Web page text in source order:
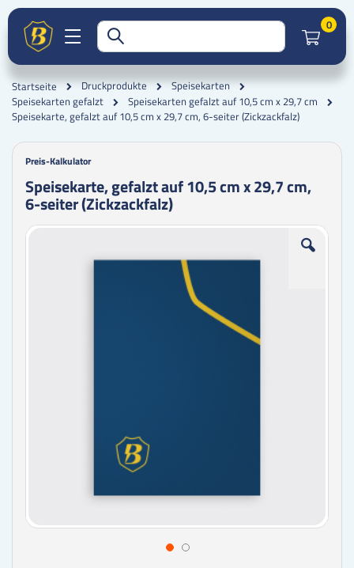
0
Startseite Druckprodukte
Speisekarten
Speisekarten gefalzt
Speisekarten gefalzt auf 10,5 cm x 29,7 cm
Speisekarte, gefalzt auf 10,5 cm x 29,7 cm, 6-seiter (Zickzackfalz)
Preis-Kalkulator
Speisekarte, gefalzt auf 10,5 cm x 29,7 cm,
6-seiter (Zickzackfalz)
Zum
Zum